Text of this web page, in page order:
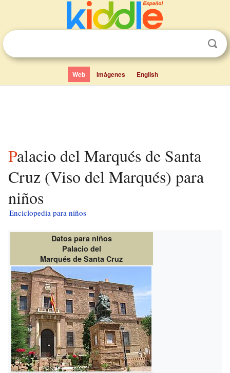
Web Imágenes English
Palacio del Marqués de Santa
Cruz (Viso del Marqués) para
niños
Enciclopedia para niños
Datos para niños
Palacio del
Marqués de Santa Cruz